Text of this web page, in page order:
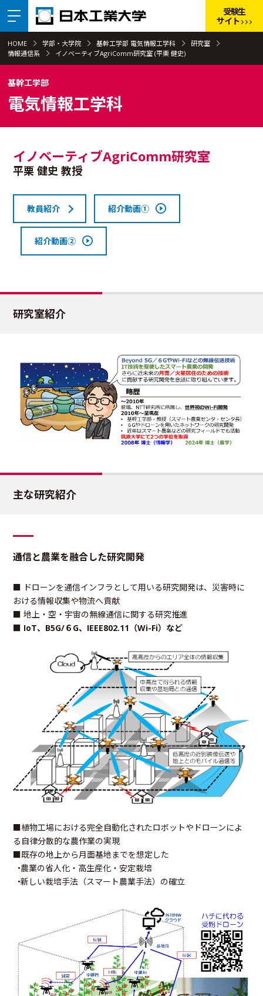
受験生
サイト
HOME 学部・大学院 基幹工学部 電気情報工学科
研究室
情報通信系
イノベーティブAgriComm研究室 (平栗 健史)
基幹工学部
電気情報工学科
イノベーティブAgriComm研究室
平栗 健史 教授
教員紹介 紹介動画①
紹介動画②
研究室紹介
主な研究紹介
通信と農業を融合した研究開発
■ ドローンを通信インフラとして用いる研究開発は、災害時に
おける情報収集や物流へ貢献
■ 地上・空・宇宙の無線通信に関する研究推進
■ IoT、B5G/６G、IEEE802.11（Wi-Fi）など
■植物工場における完全自動化されたロボットやドローンによ
る自律分散的な農作業の実現
■既存の地上から月面基地までを想定した
•農業の省人化・高生産化・安定栽培
•新しい栽培手法（スマート農業手法）の確立